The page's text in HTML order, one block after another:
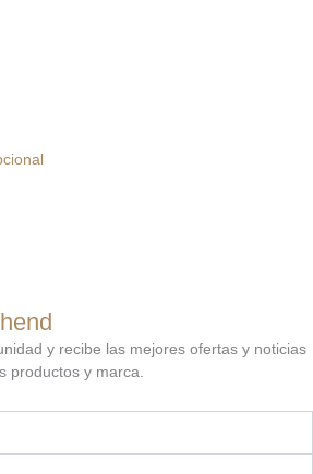
y recibe las mejores ofertas y noticias
productos y marca.